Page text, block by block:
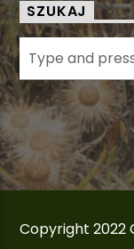
SZUKAJ
Copyright 2022